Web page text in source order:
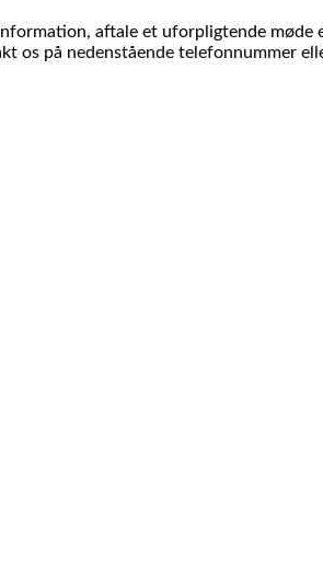
aftale et uforpligtende
os på nedenstående telefonnummer